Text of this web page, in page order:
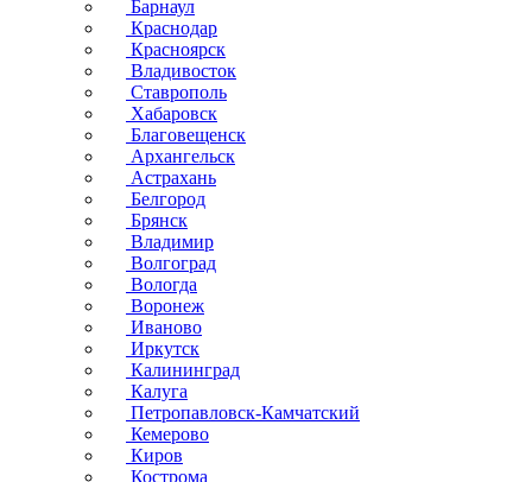
Барнаул
Краснодар
Красноярск
Владивосток
Ставрополь
Хабаровск
Благовещенск
Архангельск
Астрахань
Белгород
Брянск
Владимир
Волгоград
Вологда
Воронеж
Иваново
Иркутск
Калининград
Калуга
Петропавловск-Камчатский
Кемерово
Киров
Кострома